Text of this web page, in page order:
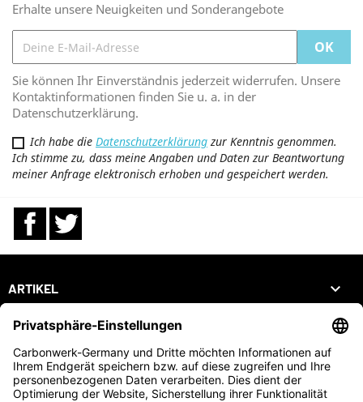
Erhalte unsere Neuigkeiten und Sonderangebote
Sie können Ihr Einverständnis jederzeit widerrufen. Unsere
Kontaktinformationen finden Sie u. a. in der
Datenschutzerklärung.
Ich habe die Datenschutzerklärung zur Kenntnis genommen.
Ich stimme zu, dass meine Angaben und Daten zur Beantwortung
meiner Anfrage elektronisch erhoben und gespeichert werden.
Facebook
ARTIKEL 
UNTERNEHMEN 
DEIN KONTO 